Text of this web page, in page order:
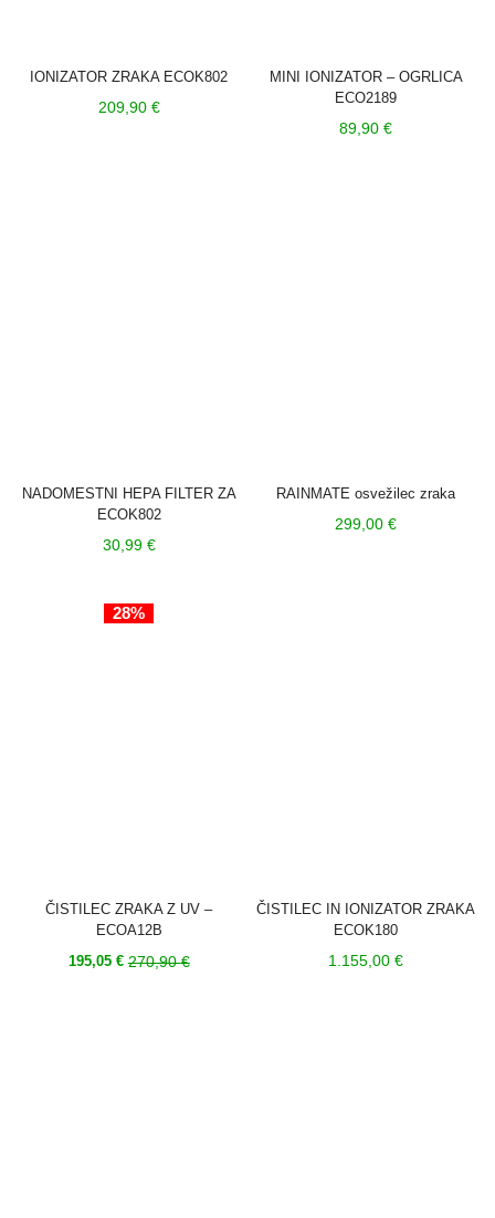
IONIZATOR ZRAKA ECOK802
209,90 €
MINI IONIZATOR – OGRLICA
ECO2189
89,90€
NADOMESTNI HEPA FILTER ZA
ECOK802
30,99 €
RAINMATE osvežilec zraka
299,00€
28%
ČISTILEC ZRAKA Z UV –
ECOA12B
195,05 €Trenutna
270,90€Izvirna
ČISTILEC IN IONIZATOR ZRAKA
ECOK180
1.155,00€